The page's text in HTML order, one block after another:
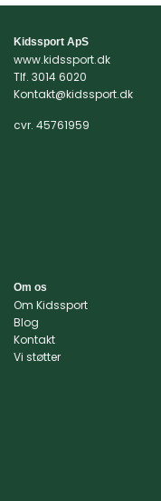
Kidssport ApS
www.kidssport.dk
Tlf. 3014 6020
Kontakt@kidssport.dk
cvr. 45761959
Om os
Om Kidssport
Blog
Kontakt
Vi støtter